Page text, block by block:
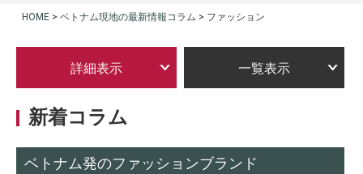
HOME > ベトナム現地の最新情報コラム > ファッション
詳細表示 一覧表示
新着コラム
ベトナム発のファッションブランド